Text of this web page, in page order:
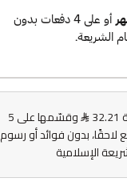
وقسّمها على 5
بدون فوائد أو رسوم
الإسلامية